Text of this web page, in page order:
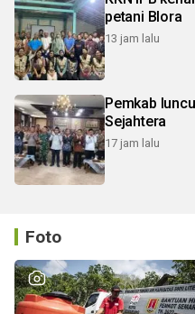
petani Blora
13 jam lalu
Pemkab
Sejahtera
17 jam lalu
Foto